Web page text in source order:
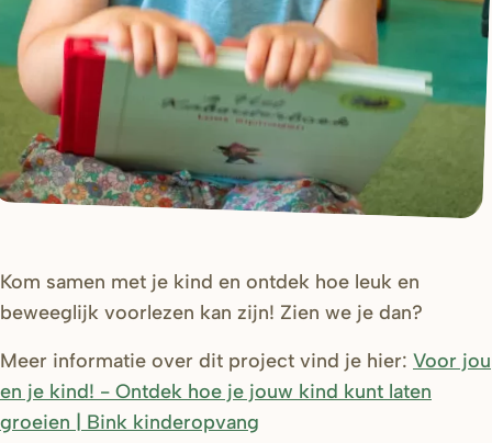
Kom samen met je kind en ontdek hoe leuk en
beweeglijk voorlezen kan zijn! Zien we je dan?
Meer informatie over dit project vind je hier: Voor jou
en je kind! - Ontdek hoe je jouw kind kunt laten
groeien | Bink kinderopvang